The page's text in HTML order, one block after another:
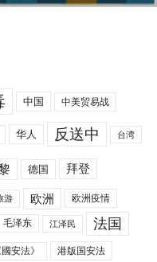
中国 中美贸易战
华人 反送中 台湾
德国 拜登
游 欧洲 欧洲疫情
毛泽东 江泽民 法国
安法》 港版国安法